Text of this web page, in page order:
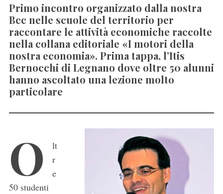
Primo incontro organizzato dalla nostra
Bcc nelle scuole del territorio per
raccontare le attività economiche raccolte
nella collana editoriale «I motori della
nostra economia». Prima tappa, l’Itis
Bernocchi di Legnano dove oltre 50 alunni
hanno ascoltato una lezione molto
particolare
O
lt
r
e
50 studenti